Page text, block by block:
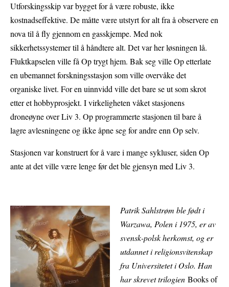
Utforskingsskip var bygget for å være robuste, ikke
kostnadseffektive. De måtte være utstyrt for alt fra å observere en
nova til å fly gjennom en gasskjempe. Med nok
sikkerhetssystemer til å håndtere alt. Det var her løsningen lå.
Fluktkapselen ville få Op trygt hjem. Bak seg ville Op etterlate
en ubemannet forskningsstasjon som ville overvåke det
organiske livet. For en uinnvidd ville det bare se ut som skrot
etter et hobbyprosjekt. I virkeligheten våket stasjonens
droneøyne over Liv 3. Op programmerte stasjonen til bare å
lagre avlesningene og ikke åpne seg for andre enn Op selv.
Stasjonen var konstruert for å vare i mange sykluser, siden Op
ante at det ville være lenge før det ble gjensyn med Liv 3.
Patrik Sahlstrøm ble født i
Warzawa, Polen i 1975, er av
svensk-polsk herkomst, og er
utdannet i religionsvitenskap
fra Universitetet i Oslo. Han
har skrevet trilogien Books of